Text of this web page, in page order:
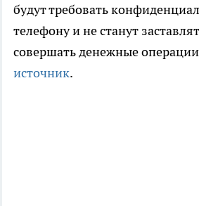
будут требовать
телефону и не станут
совершать денежные
источник.